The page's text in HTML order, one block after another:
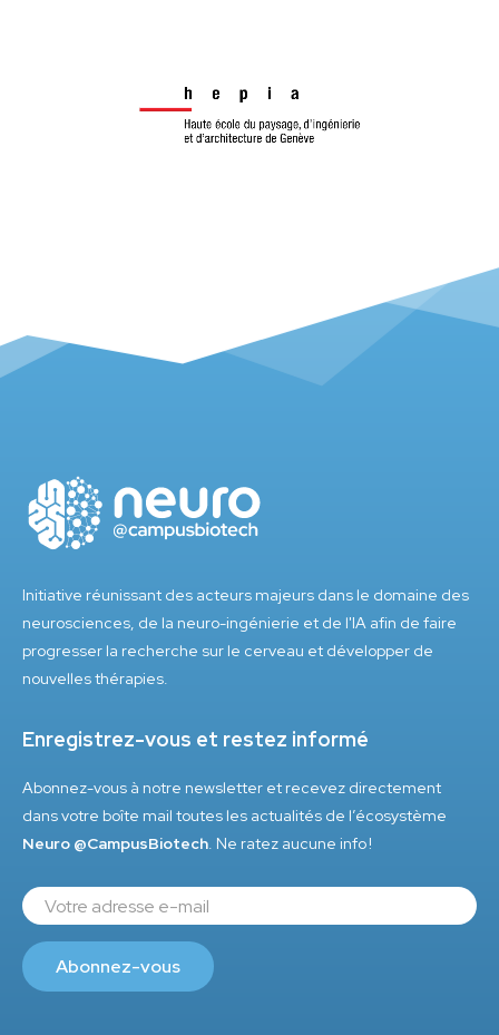
Initiative réunissant des acteurs majeurs dans le domaine des
neurosciences, de la neuro-ingénierie et de l'IA afin de faire
progresser la recherche sur le cerveau et développer de
nouvelles thérapies.
Enregistrez-vous et restez informé
Abonnez-vous à notre newsletter et recevez directement
dans votre boîte mail toutes les actualités de l’écosystème
Neuro @CampusBiotech. Ne ratez aucune info !